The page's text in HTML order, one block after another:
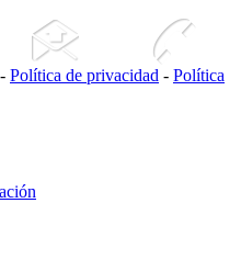
- Política de privacidad - Política